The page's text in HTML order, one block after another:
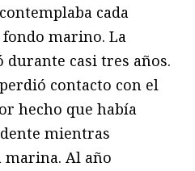
cada
marino. La
casi tres años.
contacto con el
hecho que había
mientras
marina. Al año